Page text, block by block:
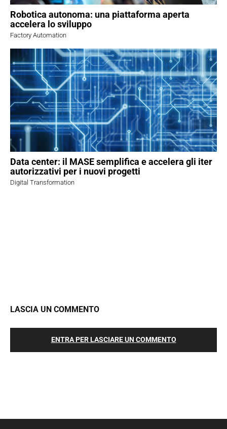
Robotica autonoma: una piattaforma aperta
accelera lo sviluppo
Factory Automation
Data center: il MASE semplifica e accelera gli iter
autorizzativi per i nuovi progetti
Digital Transformation
LASCIA UN COMMENTO
ENTRA PER LASCIARE UN COMMENTO